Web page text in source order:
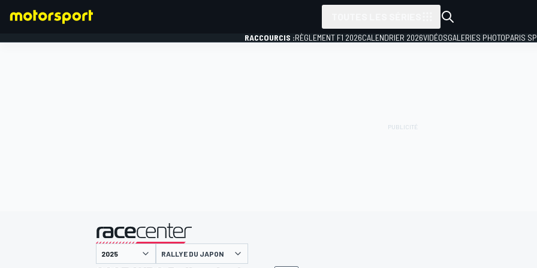
RACCOURCIS :RÈGLEMENT F1 2026CALENDRIER 2026VIDÉOSGALERIES PHOTOPARIS
présenté par
RALLYE DU JAPON